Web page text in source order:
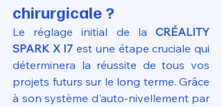
chirurgicale ?
Le réglage initial de la CRÉALITY
SPARK X I7 est une étape cruciale qui
déterminera la réussite de tous vos
projets futurs sur le long terme. Grâce
à son système d'auto-nivellement par